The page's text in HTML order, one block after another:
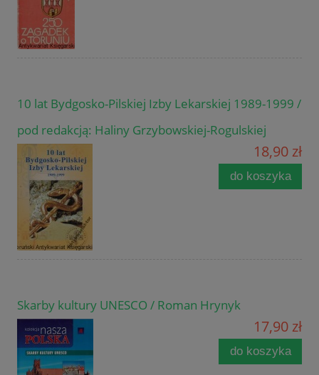
10 lat Bydgosko-Pilskiej Izby Lekarskiej 1989-1999 /
pod redakcją: Haliny Grzybowskiej-Rogulskiej
18,90 zł
do koszyka
Skarby kultury UNESCO / Roman Hrynyk
17,90 zł
do koszyka